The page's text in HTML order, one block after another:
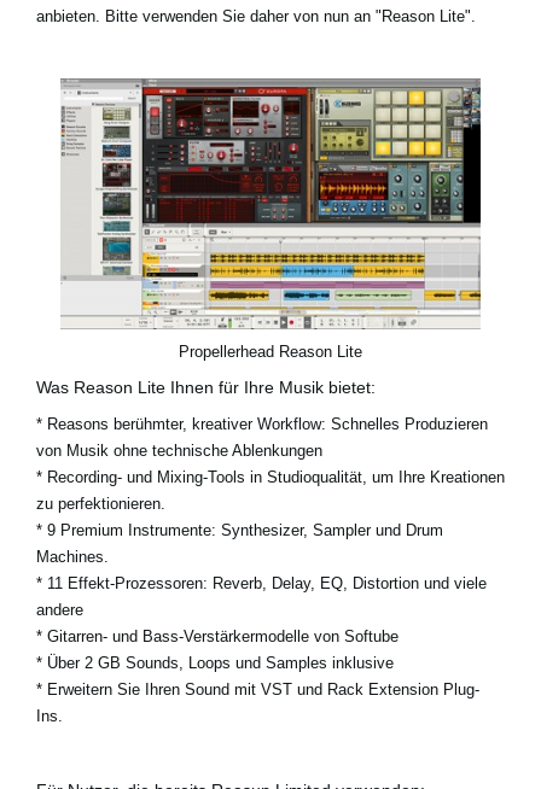
anbieten. Bitte verwenden Sie daher von nun an "Reason Lite".
Propellerhead Reason Lite
Was Reason Lite Ihnen für Ihre Musik bietet:
* Reasons berühmter, kreativer Workflow: Schnelles Produzieren
von Musik ohne technische Ablenkungen
* Recording- und Mixing-Tools in Studioqualität, um Ihre Kreationen
zu perfektionieren.
* 9 Premium Instrumente: Synthesizer, Sampler und Drum
Machines.
* 11 Effekt-Prozessoren: Reverb, Delay, EQ, Distortion und viele
andere
* Gitarren- und Bass-Verstärkermodelle von Softube
* Über 2 GB Sounds, Loops und Samples inklusive
* Erweitern Sie Ihren Sound mit VST und Rack Extension Plug-
Ins.